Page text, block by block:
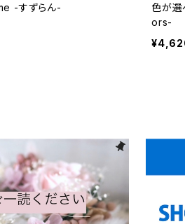
誕生月の天然石 Flower dome -すずらん-
色が選
ors-